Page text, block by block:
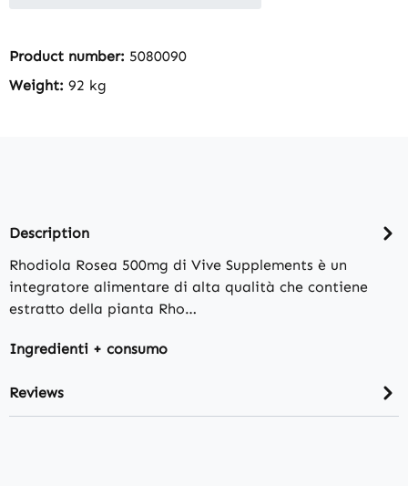
Product number: 5080090
Weight: 92 kg
Description
Rhodiola Rosea 500mg di Vive Supplements è un
integratore alimentare di alta qualità che contiene
estratto della pianta Rho…
Ingredienti + consumo
Reviews